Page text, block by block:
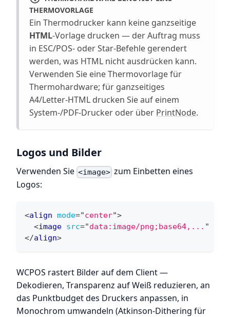
THERMOVORLAGE
Ein Thermodrucker kann keine ganzseitige
HTML-Vorlage drucken — der Auftrag muss
in ESC/POS- oder Star-Befehle gerendert
werden, was HTML nicht ausdrücken kann.
Verwenden Sie eine Thermovorlage für
Thermohardware; für ganzseitiges
A4/Letter-HTML drucken Sie auf einem
System-/PDF-Drucker oder über PrintNode.
Logos und Bilder
Verwenden Sie <image> zum Einbetten eines
Logos:
<align mode="center">
<image src="data:image/png;base64,... "
</align>
WCPOS rastert Bilder auf dem Client —
Dekodieren, Transparenz auf Weiß reduzieren, an
das Punktbudget des Druckers anpassen, in
Monochrom umwandeln (Atkinson-Dithering für